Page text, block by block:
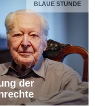
BLAUE STUNDE
der